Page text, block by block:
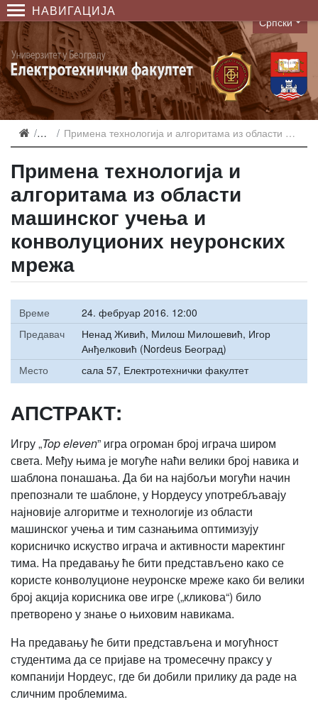
НАВИГАЦИЈА
Language
Српски
НајавеПримена технологија и алгоритама из области машинског учења и конволуционих неуронских мрежа
Примена технологија и
алгоритама из области
машинског учења и
конволуционих неуронских
мрежа
Време
24. фебруар 2016. 12:00
Предавач
Ненад Живић, Милош Милошевић, Игор
Анђелковић (Nordeus Београд)
Место
сала 57, Електротехнички факултет
АПСТРАКТ:
Игру „Top eleven” игра огроман број играча широм
света. Међу њима је могуће наћи велики број навика и
шаблона понашања. Да би на најбољи могући начин
препознали те шаблоне, у Нордеусу употребљавају
најновије алгоритме и технологије из области
машинског учења и тим сазнањима оптимизују
корисничко искуство играча и активности маректинг
тима. На предавању ће бити представљено како се
користе конволуционе неуронске мреже како би велики
број акција корисника ове игре („кликова“) било
претворено у знање о њиховим навикама.
На предавању ће бити представљена и могућност
студентима да се пријаве на тромесечну праксу у
компанији Нордеус, где би добили прилику да раде на
сличним проблемима.